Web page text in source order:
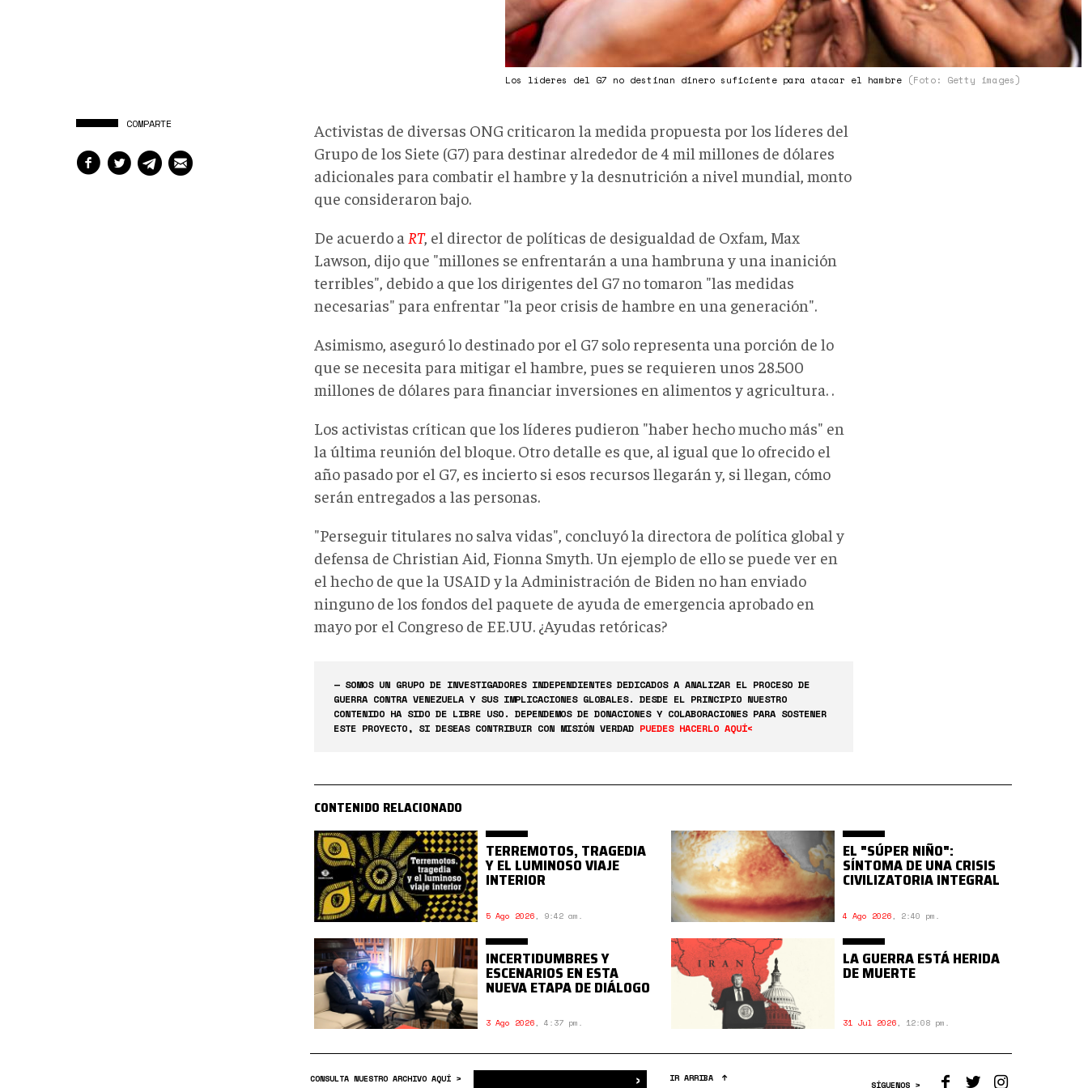
Los líderes del G7 no destinan dinero suficiente para atacar el hambre (Foto: Getty images)
COMPARTE
Activistas de diversas ONG criticaron la medida propuesta por los líderes del
Grupo de los Siete (G7) para destinar alrededor de 4 mil millones de dólares
adicionales para combatir el hambre y la desnutrición a nivel mundial, monto
que consideraron bajo.
De acuerdo a RT, el director de políticas de desigualdad de Oxfam, Max
Lawson, dijo que "millones se enfrentarán a una hambruna y una inanición
terribles", debido a que los dirigentes del G7 no tomaron "las medidas
necesarias" para enfrentar "la peor crisis de hambre en una generación".
Asimismo, aseguró lo destinado por el G7 solo representa una porción de lo
que se necesita para mitigar el hambre, pues se requieren unos 28.500
millones de dólares para financiar inversiones en alimentos y agricultura. .
Los activistas crítican que los líderes pudieron "haber hecho mucho más" en
la última reunión del bloque. Otro detalle es que, al igual que lo ofrecido el
año pasado por el G7, es incierto si esos recursos llegarán y, si llegan, cómo
serán entregados a las personas.
"Perseguir titulares no salva vidas", concluyó la directora de política global y
defensa de Christian Aid, Fionna Smyth. Un ejemplo de ello se puede ver en
el hecho de que la USAID y la Administración de Biden no han enviado
ninguno de los fondos del paquete de ayuda de emergencia aprobado en
mayo por el Congreso de EE.UU. ¿Ayudas retóricas?
— SOMOS UN GRUPO DE INVESTIGADORES INDEPENDIENTES DEDICADOS A ANALIZAR EL PROCESO DE
GUERRA CONTRA VENEZUELA Y SUS IMPLICACIONES GLOBALES. DESDE EL PRINCIPIO NUESTRO
CONTENIDO HA SIDO DE LIBRE USO. DEPENDEMOS DE DONACIONES Y COLABORACIONES PARA SOSTENER
ESTE PROYECTO, SI DESEAS CONTRIBUIR CON MISIÓN VERDAD PUEDES HACERLO AQUÍ<
CONTENIDO RELACIONADO
TERREMOTOS, TRAGEDIA
Y EL LUMINOSO VIAJE
INTERIOR
5 Ago 2026, 9:42 am.
EL "SÚPER NIÑO":
SÍNTOMA DE UNA CRISIS
CIVILIZATORIA INTEGRAL
4 Ago 2026, 2:40 pm.
INCERTIDUMBRES Y
ESCENARIOS EN ESTA
NUEVA ETAPA DE DIÁLOGO
3 Ago 2026,4:37 pm.
LA GUERRA ESTÁ HERIDA
DE MUERTE
31 Jul 2026, 12:08 pm.
CONSULTA NUESTRO ARCHIVO AQUÍ > › BuscarIR ARRIBA
SÍGUENOS >